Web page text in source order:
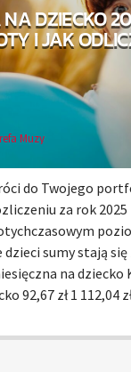
STREFA MUZY
21:00
DZIECKO
I JAK
Muzy
do Twojego
za rok 2025
sumy stają się
na dziecko
92,67 zł 1 112,04